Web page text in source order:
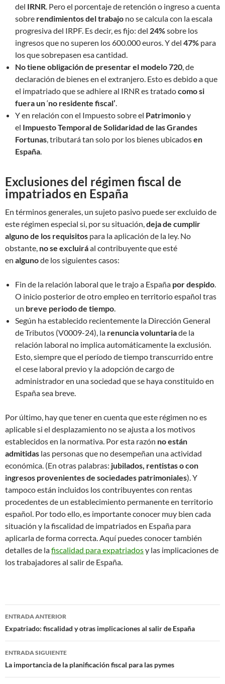
del IRNR. Pero el porcentaje de retención o ingreso a cuenta
sobre rendimientos del trabajo no se calcula con la escala
progresiva del IRPF. Es decir, es fijo: del 24%sobre los
ingresos que no superen los 600.000 euros. Y del 47% para
los que sobrepasen esa cantidad.
No tiene obligación de presentar el modelo 720, de
declaración de bienes en el extranjero. Esto es debido a que
el impatriado que se adhiere al IRNR es tratadocomo si
fuera un‘no residente fiscal’.
Y en relación con el Impuesto sobre el Patrimonioy
el Impuesto Temporal de Solidaridad de las Grandes
Fortunas, tributará tan solo por los bienes ubicadosen
España.
Exclusiones del régimen fiscal de
impatriados en España
En términos generales, un sujeto pasivo puede ser excluido de
este régimen especial si, por su situación,deja de cumplir
alguno de los requisitos para la aplicación de la ley. No
obstante, nose excluiráal contribuyente que esté
en algunode los siguientes casos:
Fin de la relación laboral que le trajo a España por despido.
O inicio posterior de otro empleo en territorio español tras
un breve periodo de tiempo.
Según ha establecido recientemente la Dirección General
de Tributos (V0009-24), la renuncia voluntariade la
relación laboral no implica automáticamente la exclusión.
Esto, siempre que el período de tiempo transcurrido entre
el cese laboral previo y la adopción de cargo de
administrador en una sociedad que se haya constituido en
España sea breve.
Por último, hay que tener en cuenta que este régimen no es
aplicable si el desplazamiento no se ajusta a los motivos
establecidos en la normativa. Por esta razón no están
admitidas las personas que no desempeñan una actividad
económica. (En otras palabras: jubilados, rentistas o con
ingresos provenientes de sociedades patrimoniales). Y
tampoco están incluidos los contribuyentes con rentas
procedentes de un establecimiento permanente en territorio
español. Por todo ello, es importante conocer muy bien cada
situación y la fiscalidad de impatriados en España para
aplicarla de forma correcta. Aquí puedes conocer también
detalles de lafiscalidad para expatriadosy las implicaciones de
los trabajadores al salir de España.
Navegación
de
entradas
ENTRADA ANTERIOR
Expatriado: fiscalidad y otras implicaciones al salir de España
ENTRADA SIGUIENTE
La importancia de la planificación fiscal para las pymes